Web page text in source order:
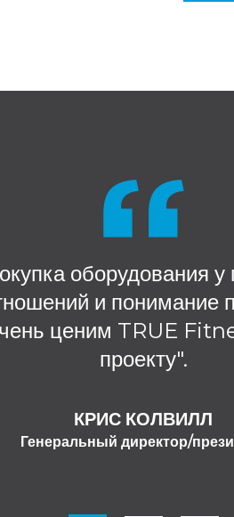
оборудования у
и понимание
ценим TRUE
проекту".
КРИС КОЛВИЛЛ
Генеральный директор/